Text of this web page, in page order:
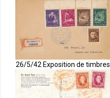
26/5/42 Exposition de timbres